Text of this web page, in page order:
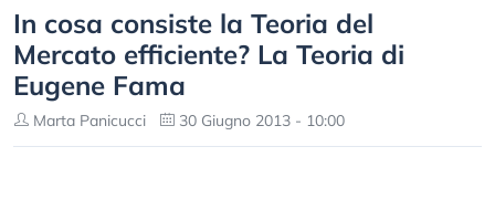
In cosa consiste la Teoria del
Mercato efficiente? La Teoria di
Eugene Fama
Marta Panicucci 30 Giugno 2013 - 10:00